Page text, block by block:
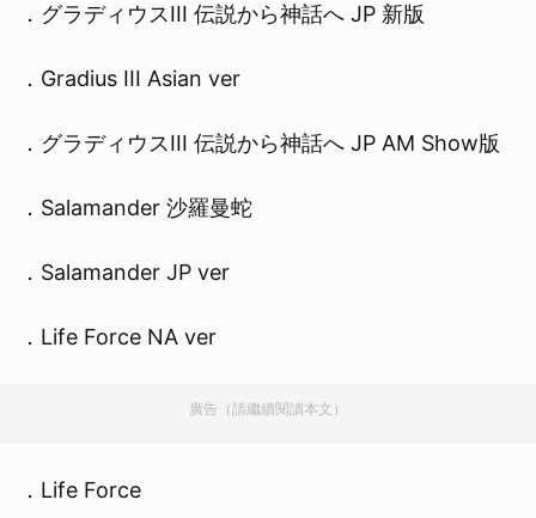
．グラディウスIII 伝説から神話へ JP 新版
．Gradius III Asian ver
．グラディウスIII 伝説から神話へ JP AM Show版
．Salamander 沙羅曼蛇
．Salamander JP ver
．Life Force NA ver
廣告（請繼續閱讀本文）
．Life Force